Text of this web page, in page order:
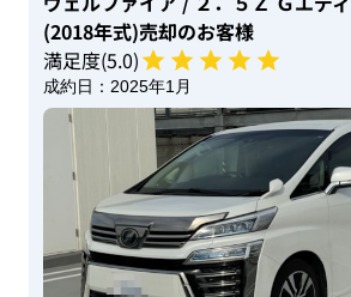
(2018年式)売却のお客様
満足度(5.0)
成約日： 2025年1月